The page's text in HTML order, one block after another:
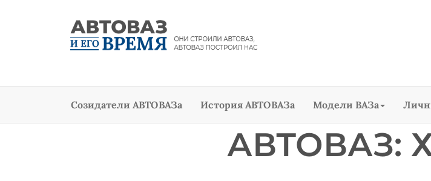
Созидатели АВТОВАЗа История АВТОВАЗа Модели ВАЗа
АВТОВАЗ: